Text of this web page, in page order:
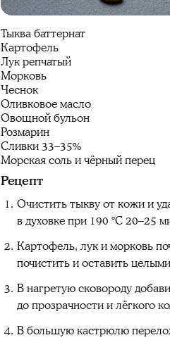
Тыква баттернат
Картофель
Лук репчатый
Морковь
Чеснок
Оливковое масло
Овощной бульон
Розмарин
Сливки 33–35%
Морская соль и чёрный перец
Рецепт
Очистить тыкву от кожи и
в духовке при 190 °C 20–25
Картофель, лук и морковь
почистить и оставить
В нагретую сковороду
до прозрачности и лёгкого
В большую кастрюлю